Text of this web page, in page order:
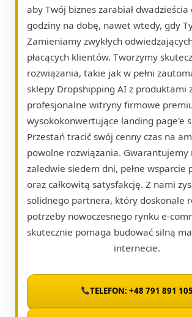
aby Twój biznes zarabiał dwadzieścia
godziny na dobę, nawet wtedy, gdy
Zamieniamy zwykłych
płacących klientów. Tworzymy
rozwiązania, takie jak w pełni
sklepy Dropshipping AI z produktami
profesjonalne witryny firmowe
wysokokonwertujące landing page'e
Przestań tracić swój cenny czas na
powolne rozwiązania. Gwarantujemy
zaledwie siedem dni, pełne wsparcie
oraz całkowitą satysfakcję. Z nami
solidnego partnera, który doskonale
potrzeby nowoczesnego rynku e-
skutecznie pomaga budować silną
internecie.
TELEFON: +48 791 891 105